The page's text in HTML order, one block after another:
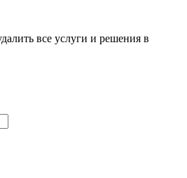
все услуги и решения в